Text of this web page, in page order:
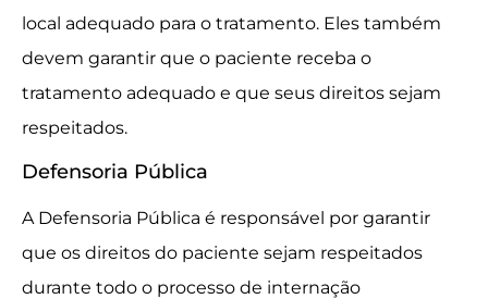
local adequado para o tratamento. Eles também
devem garantir que o paciente receba o
tratamento adequado e que seus direitos sejam
respeitados.
Defensoria Pública
A Defensoria Pública é responsável por garantir
que os direitos do paciente sejam respeitados
durante todo o processo de internação